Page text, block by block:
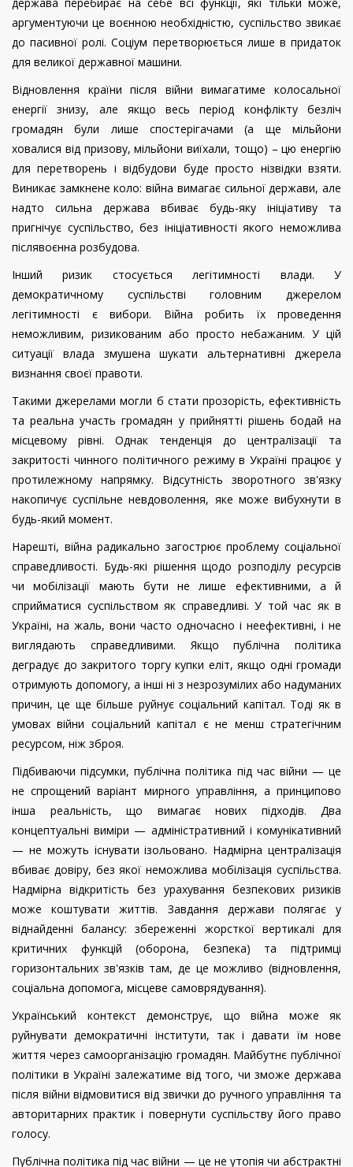
аргументуючи це воєнною необхідністю, суспільство звикає
до пасивної ролі. Соціум перетворюється лише в придаток
для великої державної машини.
Відновлення країни після війни вимагатиме колосальної
енергії знизу, але якщо весь період конфлікту безліч
громадян були лише спостерігачами (а ще мільйони
ховалися від призову, мільйони виїхали, тощо) – цю енергію
для перетворень і відбудови буде просто нізвідки взяти.
Виникає замкнене коло: війна вимагає сильної держави, але
надто сильна держава вбиває будь-яку ініціативу та
пригнічує суспільство, без ініціативності якого неможлива
післявоєнна розбудова.
Інший ризик стосується легітимності влади. У
демократичному суспільстві головним джерелом
легітимності є вибори. Війна робить їх проведення
неможливим, ризикованим або просто небажаним. У цій
ситуації влада змушена шукати альтернативні джерела
визнання своєї правоти.
Такими джерелами могли б стати прозорість, ефективність
та реальна участь громадян у прийнятті рішень бодай на
місцевому рівні. Однак тенденція до централізації та
закритості чинного політичного режиму в Україні працює у
протилежному напрямку. Відсутність зворотного зв'язку
накопичує суспільне невдоволення, яке може вибухнути в
будь-який момент.
Нарешті, війна радикально загострює проблему соціальної
справедливості. Будь-які рішення щодо розподілу ресурсів
чи мобілізації мають бути не лише ефективними, а й
сприйматися суспільством як справедливі. У той час як в
Україні, на жаль, вони часто одночасно і неефективні, і не
виглядають справедливими. Якщо публічна політика
деградує до закритого торгу купки еліт, якщо одні громади
отримують допомогу, а інші ні з незрозумілих або надуманих
причин, це ще більше руйнує соціальний капітал. Тоді як в
умовах війни соціальний капітал є не менш стратегічним
ресурсом, ніж зброя.
Підбиваючи підсумки, публічна політика під час війни — це
не спрощений варіант мирного управління, а принципово
інша реальність, що вимагає нових підходів. Два
концептуальні виміри — адміністративний і комунікативний
— не можуть існувати ізольовано. Надмірна централізація
вбиває довіру, без якої неможлива мобілізація суспільства.
Надмірна відкритість без урахування безпекових ризиків
може коштувати життів. Завдання держави полягає у
віднайденні балансу: збереженні жорсткої вертикалі для
критичних функцій (оборона, безпека) та підтримці
горизонтальних зв'язків там, де це можливо (відновлення,
соціальна допомога, місцеве самоврядування).
Український контекст демонструє, що війна може як
руйнувати демократичні інститути, так і давати їм нове
життя через самоорганізацію громадян. Майбутнє публічної
політики в Україні залежатиме від того, чи зможе держава
після війни відмовитися від звички до ручного управління та
авторитарних практик і повернути суспільству його право
голосу.
Публічна політика під час війни — це не утопія чи абстрактні